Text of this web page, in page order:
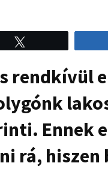
rendkívül
Ennek
rá,